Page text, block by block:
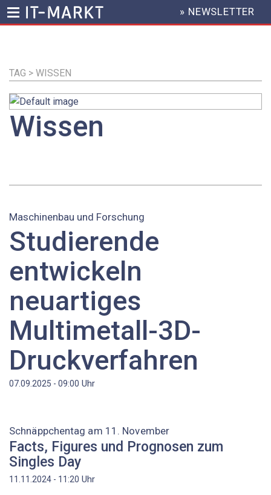
Inhalt
HEADER
MENU
» NEWSLETTER
TAG > WISSEN
Wissen
Maschinenbau und Forschung
Studierende
entwickeln
neuartiges
Multimetall-3D-
Druckverfahren
07.09.2025 - 09:00 Uhr
Schnäppchentag am 11. November
Facts, Figures und Prognosen zum
Singles Day
11.11.2024 - 11:20 Uhr